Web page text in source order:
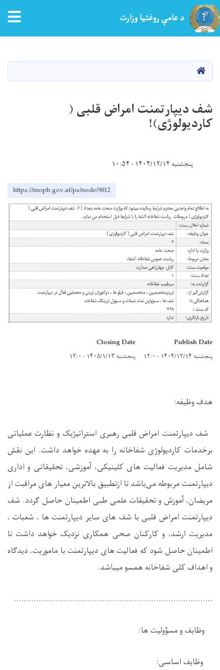
د عامې روغتیا وزارت
کور
شف دیپارتمنت امراض قلبی (
کاردیولوژی)!
پنجشنبه ۱۴۰۴/۱۲/۱۴ - ۱۰:۵۴
https://moph.gov.af/ps/node/9012
Publish Date
پنجشنبه ۱۴۰۴/۱۲/۱۴ - ۱۲:۰
Closing Date
پنجشنبه ۱۴۰۵/۱/۱۳ - ۱۲:۰
هدف وظیفه:
شف دیپارتمنت امراض قلبی رهبری استراتیژیک و نظارت عملیاتی
برخدمات کاردیولوژی شفاخانه را به عهده خواهد داشت. این نقش
شامل مدیریت فعالیت های کلینیکی، آموزشی، تحقیقاتی و اداری
دیپارتمنت مربوطه می‌باشد تا ازتطبیق بالاترین معیار های مراقبت از
مریضان، آموزش و تحقیقات علمی طبی اطمینان حاصل گردد. شف
دیپارتمنت امراض قلبی با شف های سایر دیپارتمنت ها ، شعبات ،
مدیریت ارشد، و کارکنان صحی همکاری نزدیک خواهد داشت تا
اطمینان حاصل شود که فعالیت های دیپارتمنت با ماموریت، دیدگاه
و اهداف کلی شفاخانه همسو میباشد.
.................................................................................
وظایف ومسؤولیت ها:
وظایف اساسی: